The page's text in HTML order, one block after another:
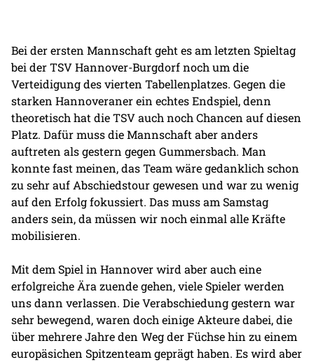
Bei der ersten Mannschaft geht es am letzten Spieltag
bei der TSV Hannover-Burgdorf noch um die
Verteidigung des vierten Tabellenplatzes. Gegen die
starken Hannoveraner ein echtes Endspiel, denn
theoretisch hat die TSV auch noch Chancen auf diesen
Platz. Dafür muss die Mannschaft aber anders
auftreten als gestern gegen Gummersbach. Man
konnte fast meinen, das Team wäre gedanklich schon
zu sehr auf Abschiedstour gewesen und war zu wenig
auf den Erfolg fokussiert. Das muss am Samstag
anders sein, da müssen wir noch einmal alle Kräfte
mobilisieren.
Mit dem Spiel in Hannover wird aber auch eine
erfolgreiche Ära zuende gehen, viele Spieler werden
uns dann verlassen. Die Verabschiedung gestern war
sehr bewegend, waren doch einige Akteure dabei, die
über mehrere Jahre den Weg der Füchse hin zu einem
europäsichen Spitzenteam geprägt haben. Es wird aber